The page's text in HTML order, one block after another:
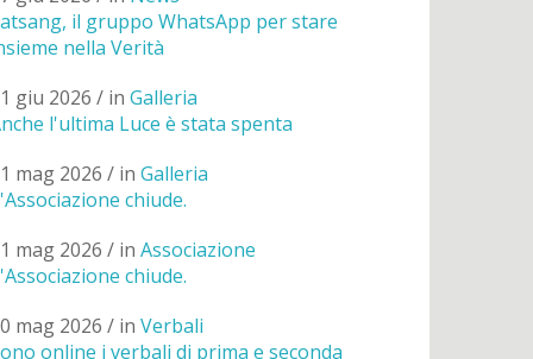
il gruppo WhatsApp per stare
nella Verità
giu 2026 / in Galleria
l'ultima Luce è stata spenta
mag 2026 / in Galleria
chiude.
mag 2026 / in Associazione
chiude.
mag 2026 / in Verbali
online i verbali di prima e seconda